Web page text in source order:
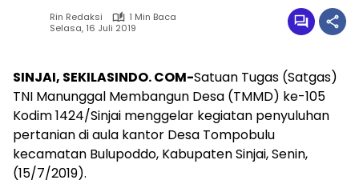
Rin Redaksi
1 Min Baca
Selasa, 16 Juli 2019
SINJAI, SEKILASINDO. COM-Satuan Tugas (Satgas)
TNI Manunggal Membangun Desa (TMMD) ke-105
Kodim 1424/Sinjai menggelar kegiatan penyuluhan
pertanian di aula kantor Desa Tompobulu
kecamatan Bulupoddo, Kabupaten Sinjai, Senin,
(15/7/2019).